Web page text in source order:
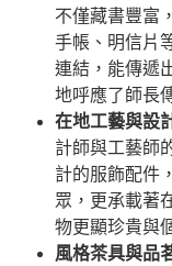
不僅藏書豐富
手帳、明信片
連結，能傳遞
地呼應了師長
在地工藝與設
計師與工藝師
計的服飾配件
眾，更承載著
物更顯珍貴與
風格茶具與品